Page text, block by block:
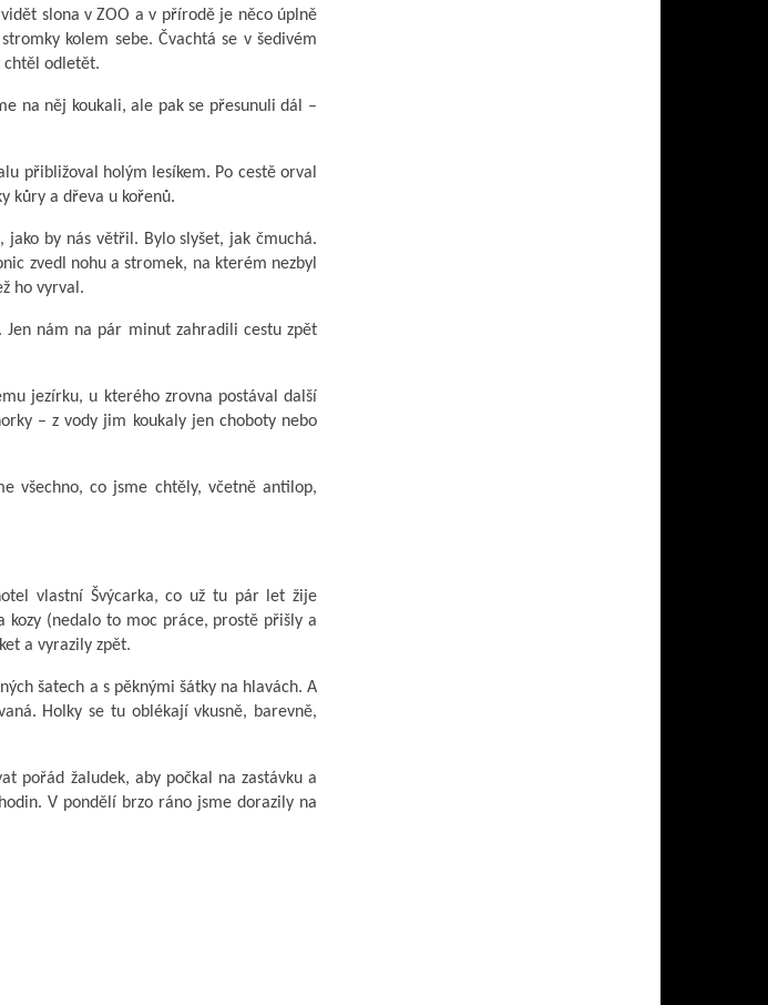
slona v ZOO a v přírodě je něco úplně
kolem sebe. Čvachtá se v šedivém
chtěl odletět.
na něj koukali, ale pak se přesunuli dál –
přibližoval holým lesíkem. Po cestě orval
kůry a dřeva u kořenů.
by nás větřil. Bylo slyšet, jak čmuchá.
zvedl nohu a stromek, na kterém nezbyl
ho vyrval.
nám na pár minut zahradili cestu zpět
jezírku, u kterého zrovna postával další
– z vody jim koukaly jen choboty nebo
všechno, co jsme chtěly, včetně antilop,
vlastní Švýcarka, co už tu pár let žije
(nedalo to moc práce, prostě přišly a
a vyrazily zpět.
šatech a s pěknými šátky na hlavách. A
Holky se tu oblékají vkusně, barevně,
pořád žaludek, aby počkal na zastávku a
V pondělí brzo ráno jsme dorazily na